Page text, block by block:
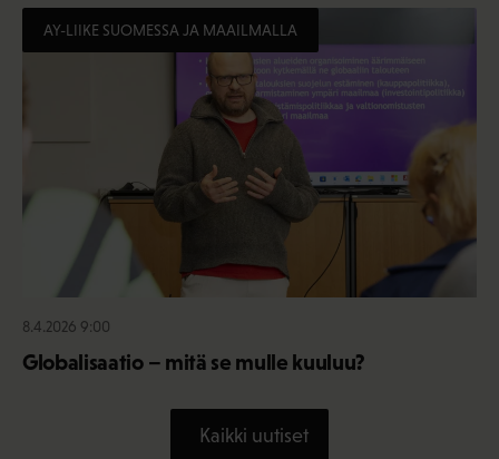
AY-LIIKE SUOMESSA JA MAAILMALLA
8.4.2026 9:00
Globalisaatio – mitä se mulle kuuluu?
Kaikki uutiset